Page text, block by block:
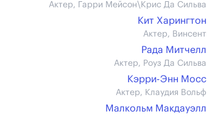
Актер, Гарри Мейсон\Крис Да Сильва
Кит Харингтон
Актер, Винсент
Рада Митчелл
Актер, Роуз Да Сильва
Кэрри-Энн Мосс
Актер, Клаудия Вольф
Малкольм Макдауэлл